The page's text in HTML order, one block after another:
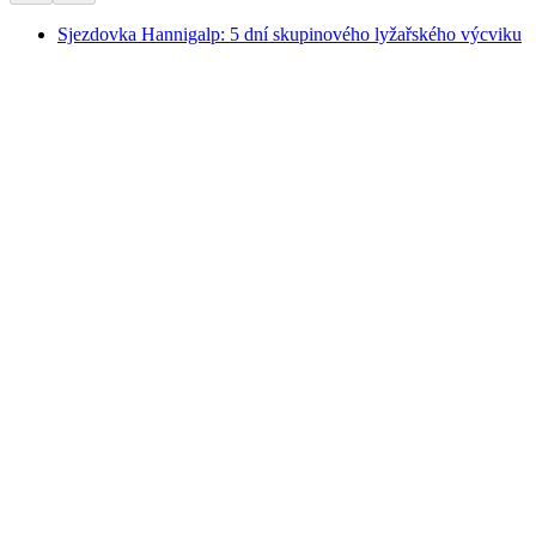
Sjezdovka Hannigalp: 5 dní skupinového lyžařského výcviku